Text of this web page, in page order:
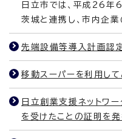
日立市では、平成26年
茨城と連携し、市内企業
先端設備等導入計画認
移動スーパーを利用して
日立創業支援ネットワ
を受けたことの証明を発